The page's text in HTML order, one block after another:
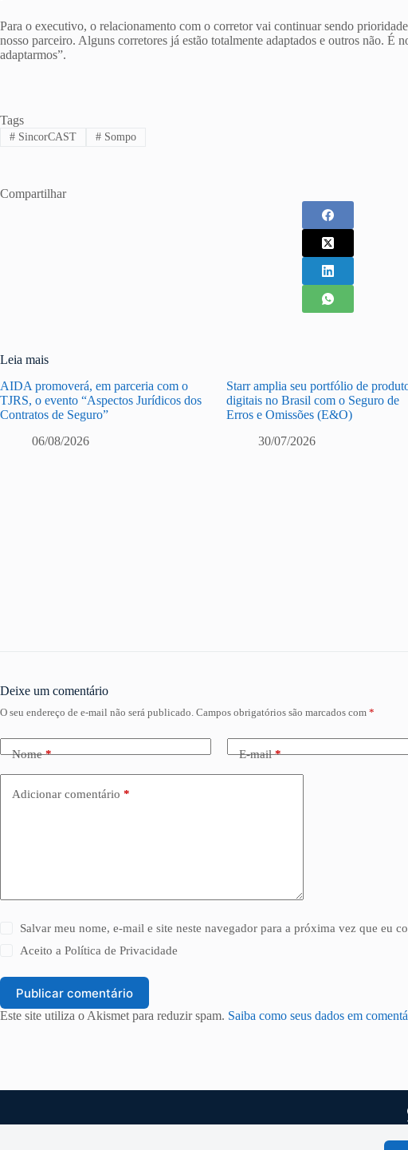
Para o executivo, o relacionamento com o corretor vai continuar sendo
nosso parceiro. Alguns corretores já estão totalmente adaptados e outros não. É
adaptarmos”.
Tags
#SincorCAST #Sompo
Compartilhar
Leia mais
AIDA promoverá, em parceria com o
TJRS, o evento “Aspectos Jurídicos dos
Contratos de Seguro”
06/08/2026
Starr amplia seu portfólio de
digitais no Brasil com o Seguro de
Erros e Omissões (E&O)
30/07/2026
Deixe um comentário
O seu endereço de e-mail não será publicado. Campos obrigatórios são marcados com *
Nome* E-mail*
Adicionar comentário *
Salvar meu nome, e-mail e site neste navegador para a próxima vez que eu
Aceito aPolítica de Privacidade
Publicar comentário
Este site utiliza o Akismet para reduzir spam. Saiba como seus dados em